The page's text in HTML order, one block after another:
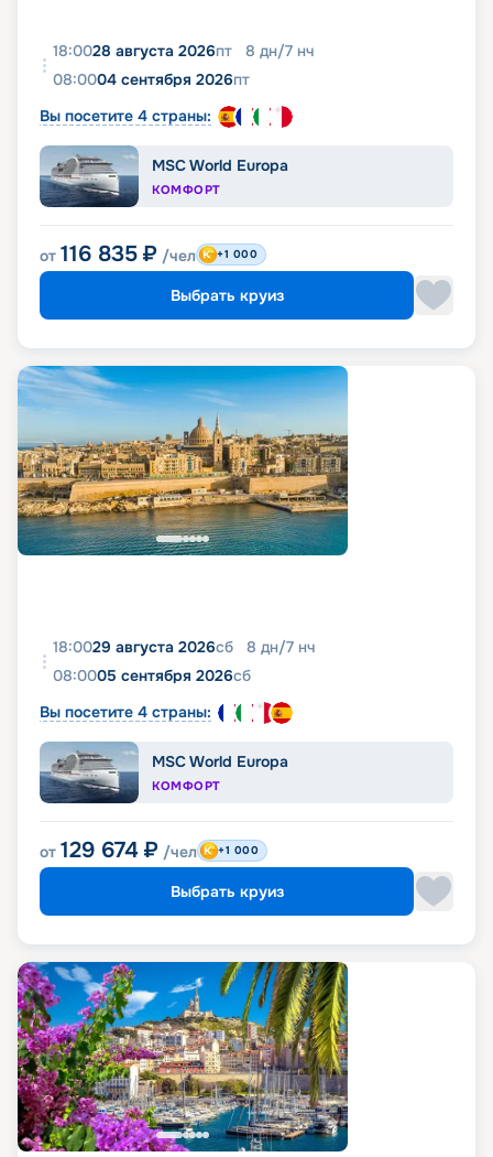
18:0028 августа 2026пт 8 дн/7 нч
08:0004 сентября 2026пт
Вы посетите 4 страны:
MSC World Europa
КОМФОРТ
от 116 835 ₽ /чел +1 000
Выбрать круиз
18:0029 августа 2026сб 8 дн/7 нч
08:0005 сентября 2026сб
Вы посетите 4 страны:
MSC World Europa
КОМФОРТ
от 129 674 ₽ /чел +1 000
Выбрать круиз